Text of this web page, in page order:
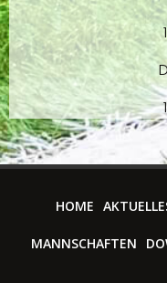
HOME
MANNSCHAFTEN